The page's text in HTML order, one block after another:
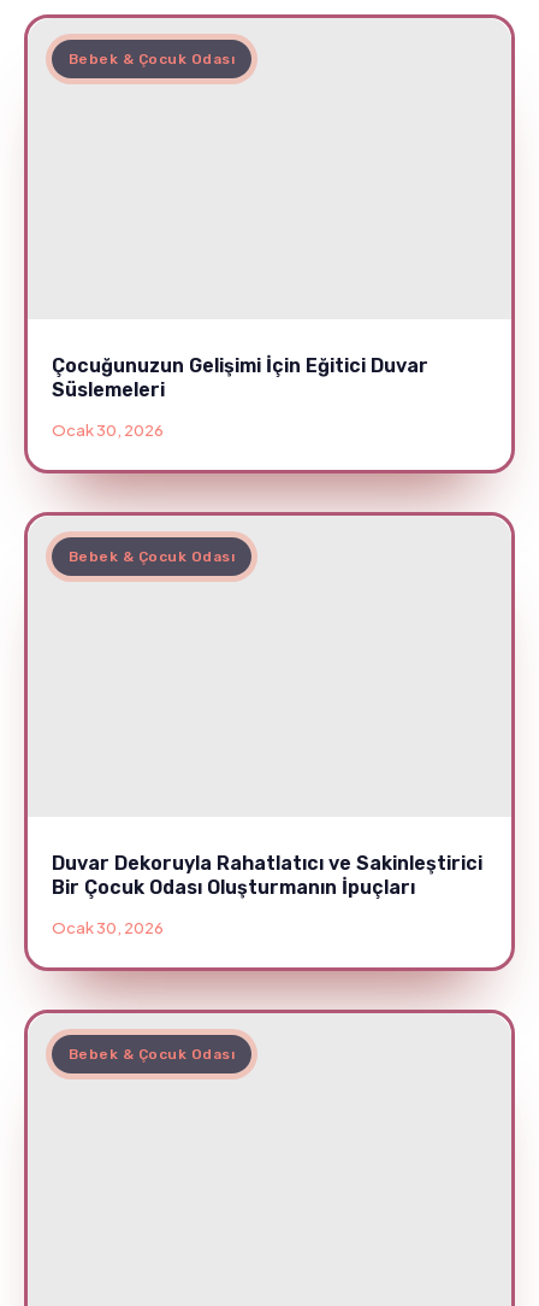
Bebek & Çocuk Odası
Çocuğunuzun Gelişimi İçin Eğitici Duvar
Süslemeleri
Ocak 30, 2026
Bebek & Çocuk Odası
Duvar Dekoruyla Rahatlatıcı ve Sakinleştirici
Bir Çocuk Odası Oluşturmanın İpuçları
Ocak 30, 2026
Bebek & Çocuk Odası